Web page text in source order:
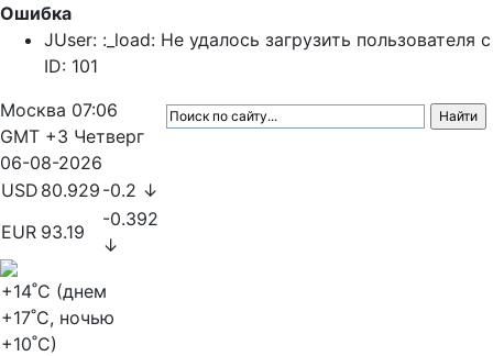
Ошибка
JUser: :_load: Не удалось загрузить пользователя с
ID: 101
Москва 07:06
GMT +3 Четверг
06-08-2026
USD 80.929 -0.2 ↓
EUR 93.19
-0.392
↓
+14˚C (днем
+17˚C, ночью
+10˚C)